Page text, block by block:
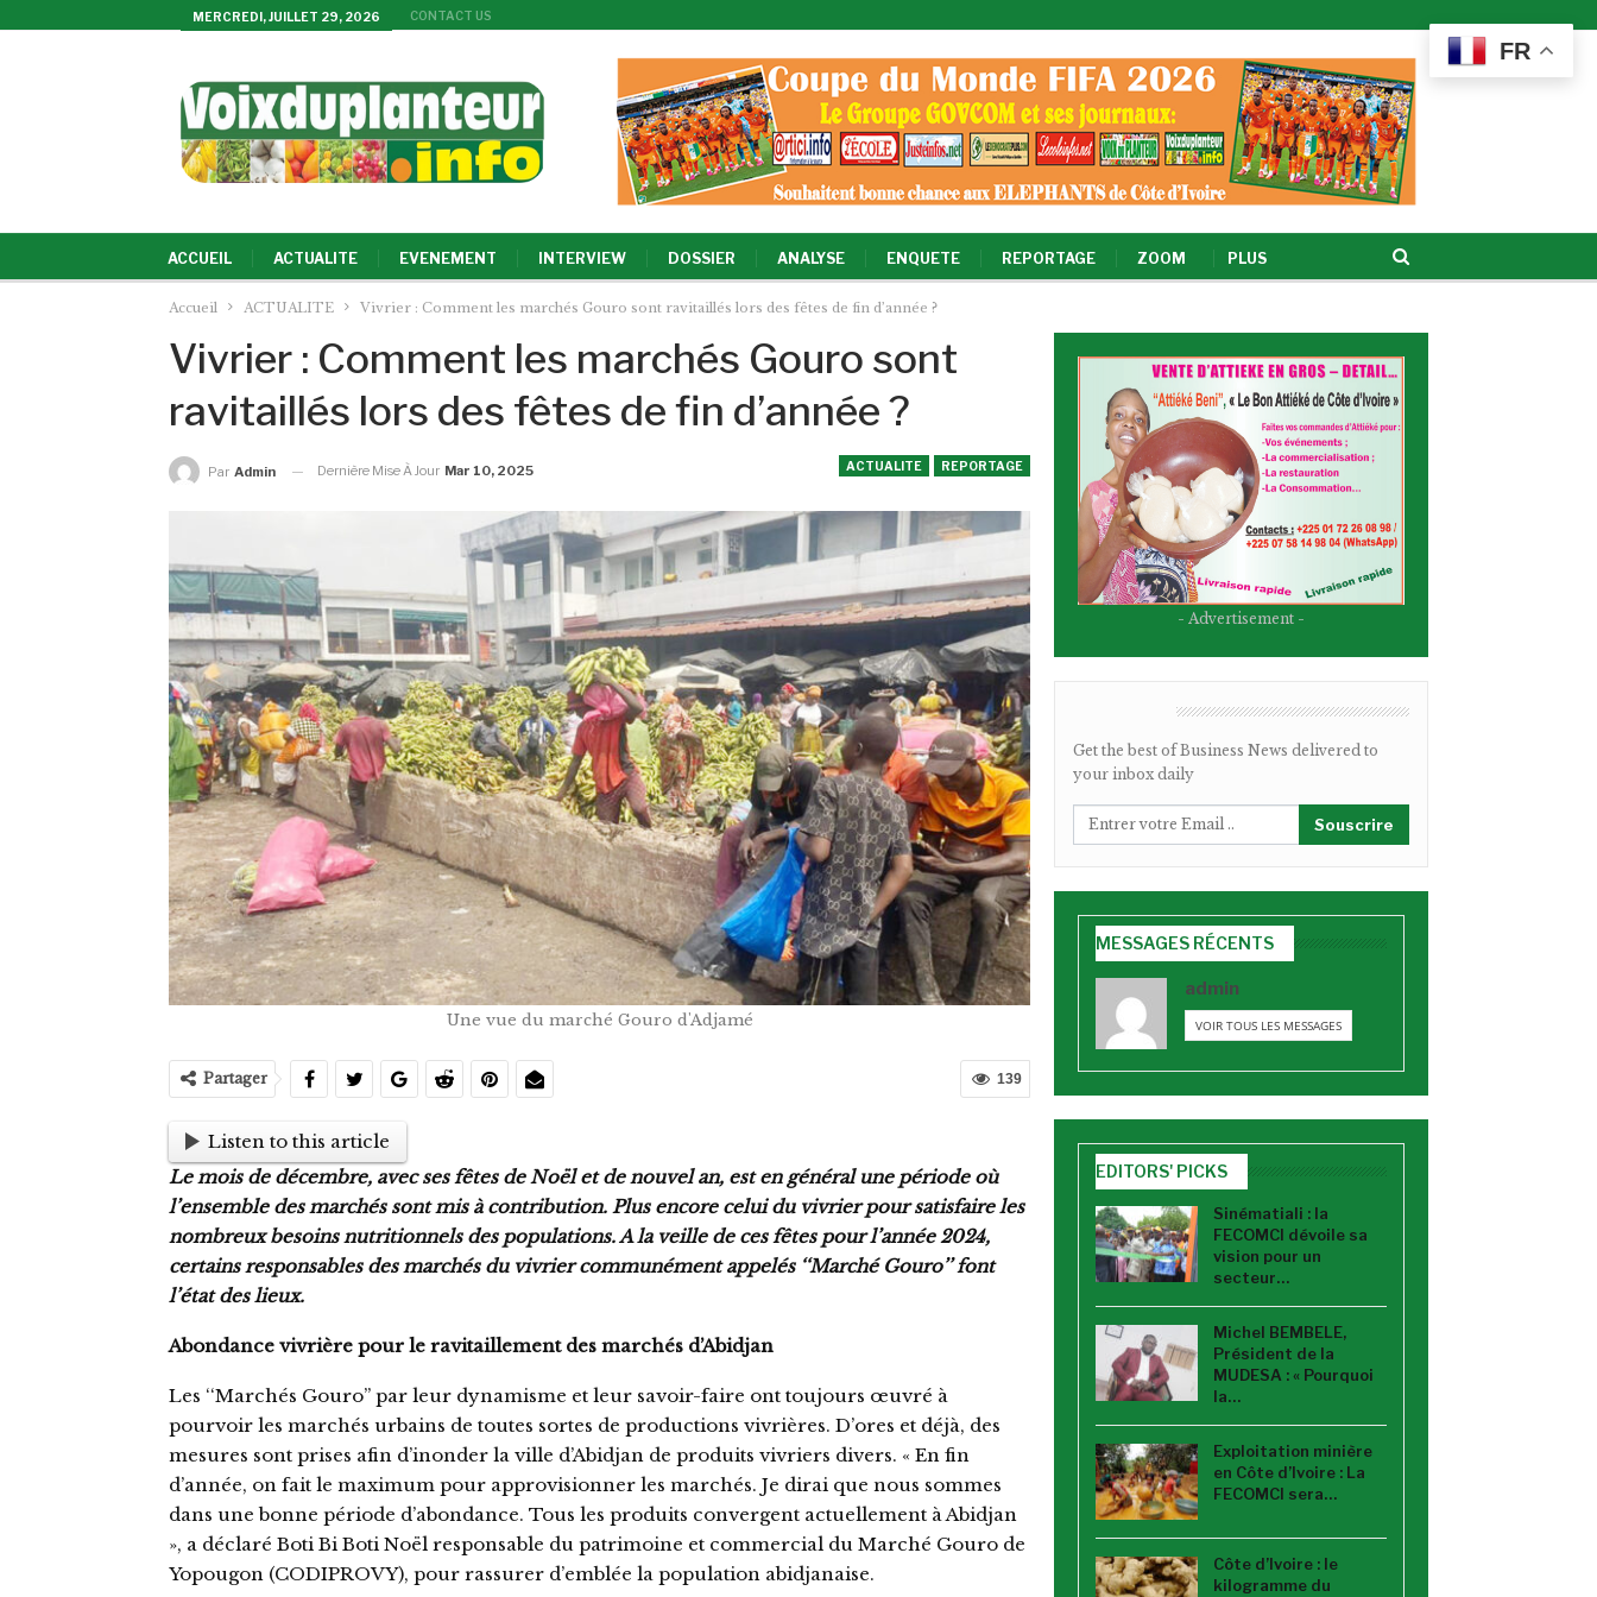
MERCREDI, JUILLET 29, 2026 CONTACT US
ACCUEIL ACTUALITE EVENEMENT INTERVIEW DOSSIER ANALYSE ENQUETE REPORTAGE ZOOM PLUS
Accueil ACTUALITE Vivrier : Comment les marchés Gouro sont ravitaillés lors des fêtes de fin d’année ?
Vivrier : Comment les marchés Gouro sont
ravitaillés lors des fêtes de fin d’année ?
ACTUALITE REPORTAGE
Par Admin Dernière Mise À Jour Mar 10, 2025
Une vue du marché Gouro d'Adjamé
139
Partager
Listen to this article
Le mois de décembre, avec ses fêtes de Noël et de nouvel an, est en général une période où
l’ensemble des marchés sont mis à contribution. Plus encore celui du vivrier pour satisfaire les
nombreux besoins nutritionnels des populations. A la veille de ces fêtes pour l’année 2024,
certains responsables des marchés du vivrier communément appelés ‘‘Marché Gouro’’ font
l’état des lieux.
Abondance vivrière pour le ravitaillement des marchés d’Abidjan
Les ‘‘Marchés Gouro’’ par leur dynamisme et leur savoir-faire ont toujours œuvré à
pourvoir les marchés urbains de toutes sortes de productions vivrières. D’ores et déjà, des
mesures sont prises afin d’inonder la ville d’Abidjan de produits vivriers divers. « En fin
d’année, on fait le maximum pour approvisionner les marchés. Je dirai que nous sommes
dans une bonne période d’abondance. Tous les produits convergent actuellement à Abidjan
», a déclaré Boti Bi Boti Noël responsable du patrimoine et commercial du Marché Gouro de
Yopougon (CODIPROVY), pour rassurer d’emblée la population abidjanaise.
- Advertisement -
Get the best of Business News delivered to
your inbox daily
Souscrire
MESSAGES RÉCENTS
admin
VOIR TOUS LES MESSAGES
EDITORS' PICKS
Sinématiali : la
FECOMCI dévoile sa
vision pour un
secteur…
Michel BEMBELE,
Président de la
MUDESA : « Pourquoi
la…
Exploitation minière
en Côte d’Ivoire : La
FECOMCI sera…
Côte d’Ivoire : le
kilogramme du
FR